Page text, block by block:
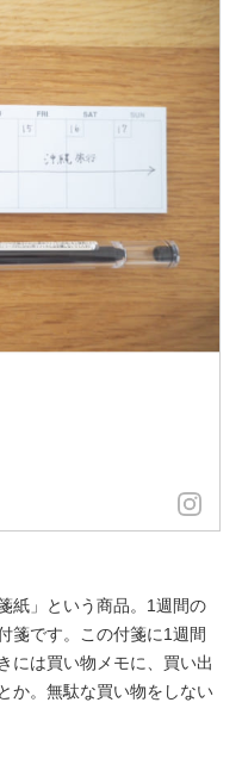
紙」という商品。1週間の
箋です。この付箋に1週間
には買い物メモに、買い出
か。無駄な買い物をしない